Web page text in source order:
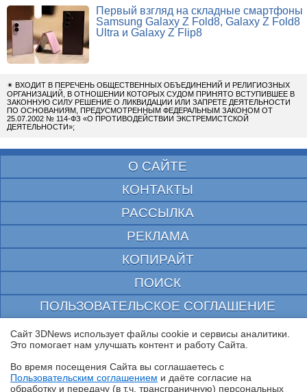
Первый взгляд на складные смартфоны
Samsung Galaxy Z Fold8, Galaxy Z Fold8
Ultra и Galaxy Z Flip8
✴ ВХОДИТ В ПЕРЕЧЕНЬ ОБЩЕСТВЕННЫХ ОБЪЕДИНЕНИЙ И РЕЛИГИОЗНЫХ
ОРГАНИЗАЦИЙ, В ОТНОШЕНИИ КОТОРЫХ СУДОМ ПРИНЯТО ВСТУПИВШЕЕ В
ЗАКОННУЮ СИЛУ РЕШЕНИЕ О ЛИКВИДАЦИИ ИЛИ ЗАПРЕТЕ ДЕЯТЕЛЬНОСТИ
ПО ОСНОВАНИЯМ, ПРЕДУСМОТРЕННЫМ ФЕДЕРАЛЬНЫМ ЗАКОНОМ ОТ
25.07.2002 № 114-ФЗ «О ПРОТИВОДЕЙСТВИИ ЭКСТРЕМИСТСКОЙ
ДЕЯТЕЛЬНОСТИ»;
О САЙТЕ
КОНТАКТЫ
РАССЫЛКА
РЕКЛАМА
КОПИРАЙТ
ПОИСК
ПОЛЬЗОВАТЕЛЬСКОЕ СОГЛАШЕНИЕ
ЗАЩИЩЕНО CURATOR
© 1997—2026 Электронное периодическое издание "3ДНьюс" | Свидетельство о
выдано Федеральной Службой по надзору за соблюдением законодательства в сфере
массовых коммуникаций и охране культурного наследия
Сайт 3DNews использует файлы cookie и сервисы аналитики.
Это помогает нам улучшать контент и работу Cайта.
Во время посещения Cайта вы соглашаетесь с
Пользовательским соглашением и даёте согласие на
обработку и передачу (в т.ч. трансграничную) персональных